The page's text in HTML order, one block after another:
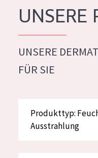
PRODUKTTYP
Feuchtigkeit und
Hautregeneration
Hautstraffung
ALLE
Kontakt
French
Greek
UNSERE
UNSERE
FÜR SIE
Produkttyp:
Ausstrahlung